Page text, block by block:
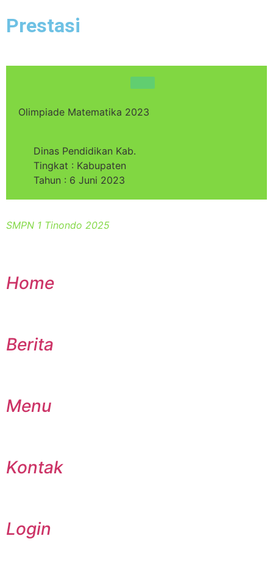
Prestasi
Olimpiade Matematika 2023
Dinas Pendidikan Kab.
Tingkat : Kabupaten
Tahun : 6 Juni 2023
SMPN 1 Tinondo 2025
Home
Berita
Menu
Kontak
Login